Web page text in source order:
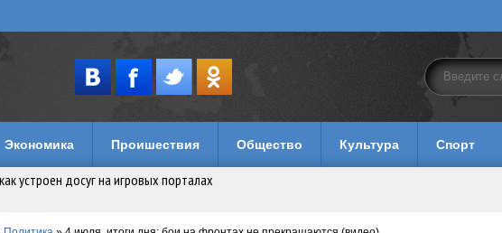
Экономика Проишествия Общество Культура Спорт
устроен досуг на игровых порталах